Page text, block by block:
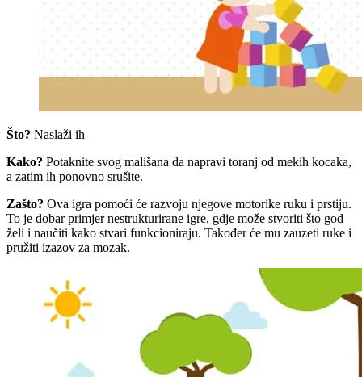
Što? Naslaži ih
Kako? Potaknite svog mališana da napravi toranj od mekih kocaka,
a zatim ih ponovno srušite.
Zašto? Ova igra pomoći će razvoju njegove motorike ruku i prstiju.
To je dobar primjer nestrukturirane igre, gdje može stvoriti što god
želi i naučiti kako stvari funkcioniraju. Također će mu zauzeti ruke i
pružiti izazov za mozak.